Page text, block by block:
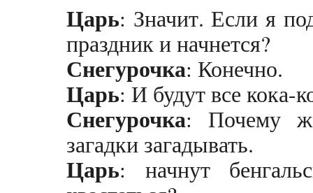
Царь: Значит. Если я
праздник и начнется?
Снегурочка: Конечно.
Царь: И будут все кока-
Снегурочка: Почему
загадки загадывать.
Царь: начнут